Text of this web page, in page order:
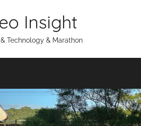
Insight
& Technology & Marathon